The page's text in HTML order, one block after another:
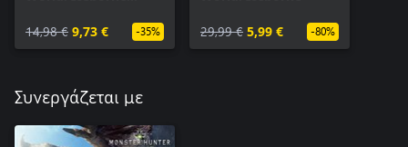
14,98 € 9,73 € -35% 29,99 € 5,99 € -80%
Συνεργάζεται με